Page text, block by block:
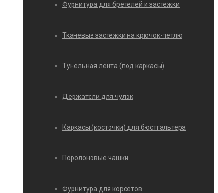
Фурнитура для бретелей и застежки
Тканевые застежки на крючок-петлю
Тунельная лента (под каркасы)
Держатели для чулок
Каркасы (косточки) для бюстгальтера
Поролоновые чашки
Фурнитура для корсетов